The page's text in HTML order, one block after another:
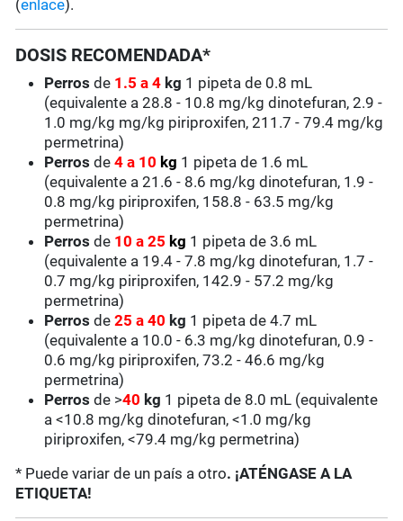
(enlace).
DOSIS RECOMENDADA*
Perros de 1.5 a4 kg 1 pipeta de 0.8 mL
(equivalente a 28.8 - 10.8 mg/kg dinotefuran, 2.9 -
1.0 mg/kg mg/kg piriproxifen, 211.7 - 79.4 mg/kg
permetrina)
Perros de4 a 10 kg 1 pipeta de 1.6 mL
(equivalente a 21.6 - 8.6 mg/kg dinotefuran, 1.9 -
0.8 mg/kg piriproxifen, 158.8 - 63.5 mg/kg
permetrina)
Perros de 10 a 25 kg 1 pipeta de 3.6 mL
(equivalente a 19.4 - 7.8 mg/kg dinotefuran, 1.7 -
0.7 mg/kg piriproxifen, 142.9 - 57.2 mg/kg
permetrina)
Perros de 25 a 40 kg 1 pipeta de 4.7 mL
(equivalente a 10.0 - 6.3 mg/kgdinotefuran, 0.9 -
0.6 mg/kg piriproxifen, 73.2 - 46.6 mg/kg
permetrina)
Perros de >40 kg 1 pipeta de 8.0 mL (equivalente
a <10.8 mg/kgdinotefuran, <1.0 mg/kg
piriproxifen, <79.4 mg/kg permetrina)
* Puede variar de un país a otro. ¡ATÉNGASE A LA
ETIQUETA!